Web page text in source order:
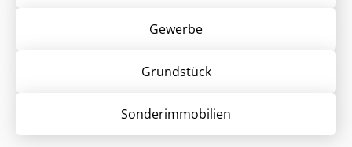
Gewerbe
Grund­stück
Sonder­immobilien